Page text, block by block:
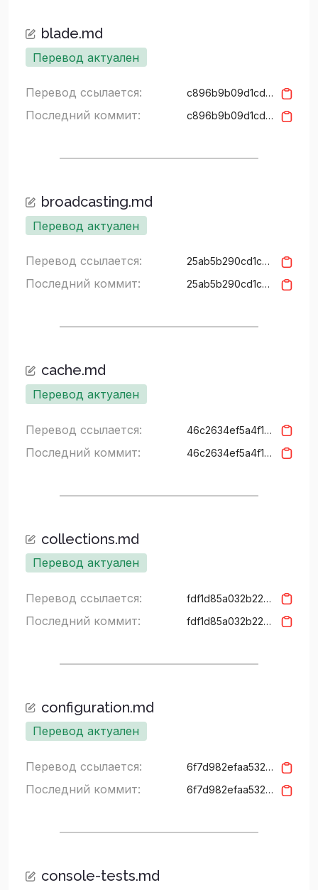
blade.md
Перевод актуален
Перевод ссылается: c896b9b09d1cd96e5c93afcc967ed7b636250074
Последний коммит: c896b9b09d1cd96e5c93afcc967ed7b636250074
broadcasting.md
Перевод актуален
Перевод ссылается: 25ab5b290cd1cdd5b068a91c9091d57fa46339dc
Последний коммит: 25ab5b290cd1cdd5b068a91c9091d57fa46339dc
cache.md
Перевод актуален
Перевод ссылается: 46c2634ef5a4f15427c94a3157b626cf5bd3937f
Последний коммит: 46c2634ef5a4f15427c94a3157b626cf5bd3937f
collections.md
Перевод актуален
Перевод ссылается: fdf1d85a032b220060cc246bd3ed643259197903
Последний коммит: fdf1d85a032b220060cc246bd3ed643259197903
configuration.md
Перевод актуален
Перевод ссылается: 6f7d982efaa532a3b9d24181b66a7020f63aa8af
Последний коммит: 6f7d982efaa532a3b9d24181b66a7020f63aa8af
console-tests.md